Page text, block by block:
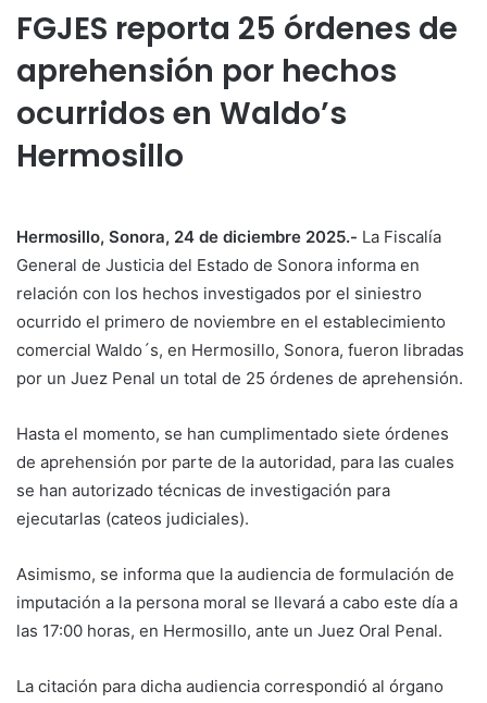
FGJES reporta 25 órdenes de
aprehensión por hechos
ocurridos en Waldo’s
Hermosillo
Hermosillo, Sonora, 24 de diciembre 2025.- La Fiscalía
General de Justicia del Estado de Sonora informa en
relación con los hechos investigados por el siniestro
ocurrido el primero de noviembre en el establecimiento
comercial Waldo´s, en Hermosillo, Sonora, fueron libradas
por un Juez Penal un total de 25 órdenes de aprehensión.
Hasta el momento, se han cumplimentado siete órdenes
de aprehensión por parte de la autoridad, para las cuales
se han autorizado técnicas de investigación para
ejecutarlas (cateos judiciales).
Asimismo, se informa que la audiencia de formulación de
imputación a la persona moral se llevará a cabo este día a
las 17:00 horas, en Hermosillo, ante un Juez Oral Penal.
La citación para dicha audiencia correspondió al órgano